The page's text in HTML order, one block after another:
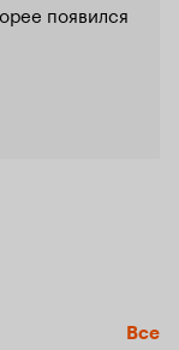
появился
Все